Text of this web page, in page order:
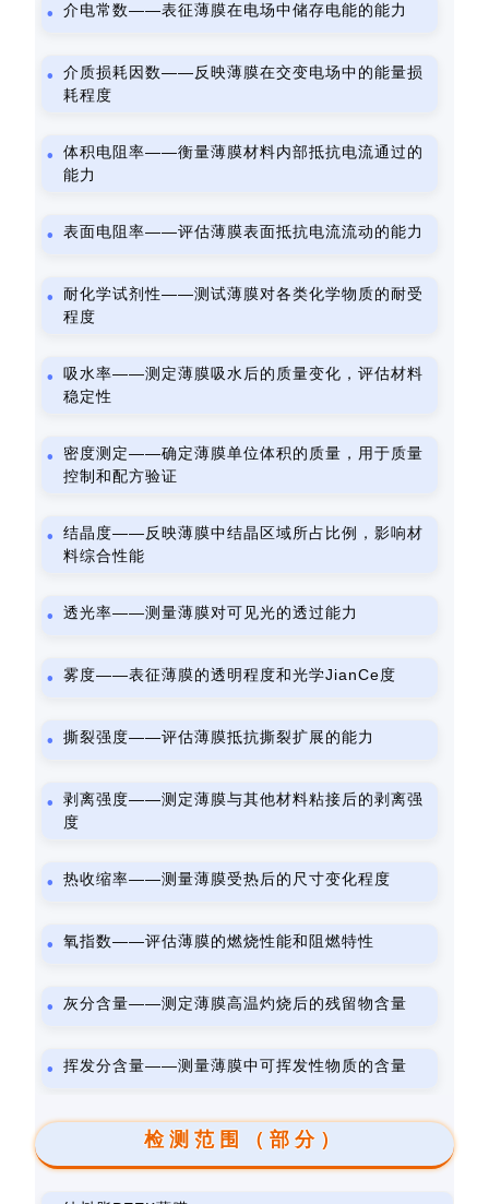
介电常数——表征薄膜在电场中储存电能的能力
介质损耗因数——反映薄膜在交变电场中的能量损
耗程度
体积电阻率——衡量薄膜材料内部抵抗电流通过的
能力
表面电阻率——评估薄膜表面抵抗电流流动的能力
耐化学试剂性——测试薄膜对各类化学物质的耐受
程度
吸水率——测定薄膜吸水后的质量变化，评估材料
稳定性
密度测定——确定薄膜单位体积的质量，用于质量
控制和配方验证
结晶度——反映薄膜中结晶区域所占比例，影响材
料综合性能
透光率——测量薄膜对可见光的透过能力
雾度——表征薄膜的透明程度和光学JianCe度
撕裂强度——评估薄膜抵抗撕裂扩展的能力
剥离强度——测定薄膜与其他材料粘接后的剥离强
度
热收缩率——测量薄膜受热后的尺寸变化程度
氧指数——评估薄膜的燃烧性能和阻燃特性
灰分含量——测定薄膜高温灼烧后的残留物含量
挥发分含量——测量薄膜中可挥发性物质的含量
检测范围（部分）